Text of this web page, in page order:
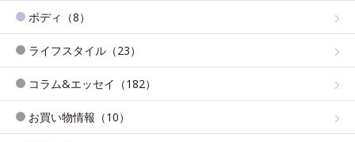
ボディ（8）
ライフスタイル（23）
コラム&エッセイ（182）
お買い物情報（10）